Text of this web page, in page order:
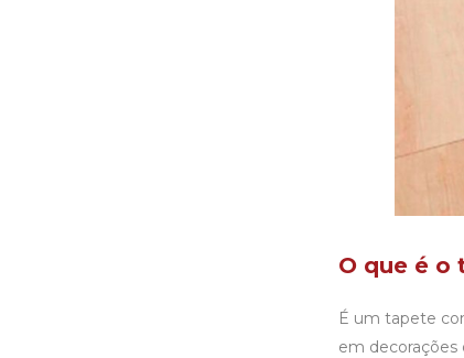
O que é o
É um tapete
em decorações